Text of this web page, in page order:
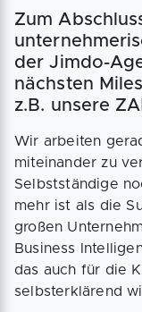
Zum
der Jimdo-
nächsten
z.B. unsere
Wir arbeiten
miteinander zu
Selbstständige
mehr ist als die
großen
Business
das auch für die
selbsterklärend